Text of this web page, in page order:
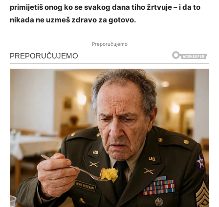
primijetiš onog ko se svakog dana tiho žrtvuje – i da to
nikada ne uzmeš zdravo za gotovo.
Preporučujemo